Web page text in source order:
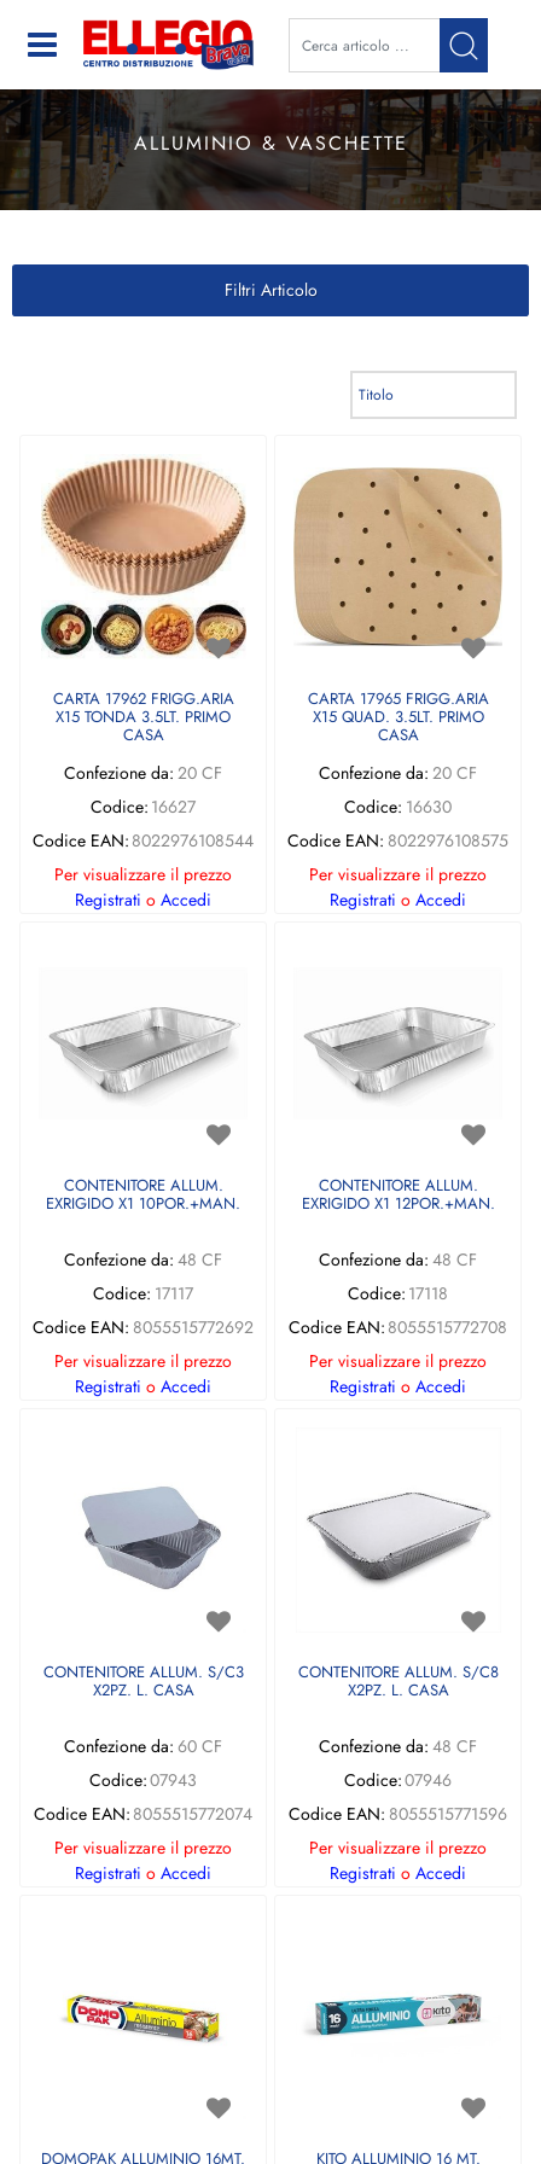
Open
ALLUMINIO & VASCHETTE
Filtri Articolo
CARTA 17962 FRIGG.ARIA
X15 TONDA 3.5LT. PRIMO
CASA
Confezione da: 20 CF
Codice: 16627
Codice EAN: 8022976108544
Per visualizzare il prezzo
Registrati o Accedi
CARTA 17965 FRIGG.ARIA
X15 QUAD. 3.5LT. PRIMO
CASA
Confezione da: 20 CF
Codice: 16630
Codice EAN: 8022976108575
Per visualizzare il prezzo
Registrati o Accedi
CONTENITORE ALLUM.
EXRIGIDO X1 10POR.+MAN.
Confezione da: 48 CF
Codice: 17117
Codice EAN: 8055515772692
Per visualizzare il prezzo
Registrati o Accedi
CONTENITORE ALLUM.
EXRIGIDO X1 12POR.+MAN.
Confezione da: 48 CF
Codice: 17118
Codice EAN: 8055515772708
Per visualizzare il prezzo
Registrati o Accedi
CONTENITORE ALLUM. S/C3
X2PZ. L. CASA
Confezione da: 60 CF
Codice:07943
Codice EAN: 8055515772074
Per visualizzare il prezzo
Registrati o Accedi
CONTENITORE ALLUM. S/C8
X2PZ. L. CASA
Confezione da: 48 CF
Codice:07946
Codice EAN: 8055515771596
Per visualizzare il prezzo
Registrati o Accedi
DOMOPAK ALLUMINIO 16MT. KITO ALLUMINIO 16 MT.